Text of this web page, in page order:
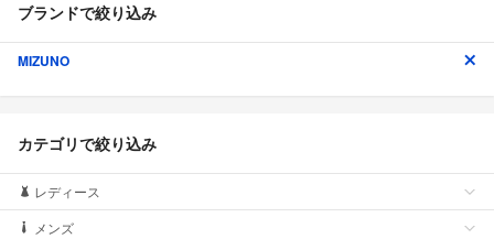
ブランドで絞り込み
MIZUNO
カテゴリで絞り込み
レディース
メンズ